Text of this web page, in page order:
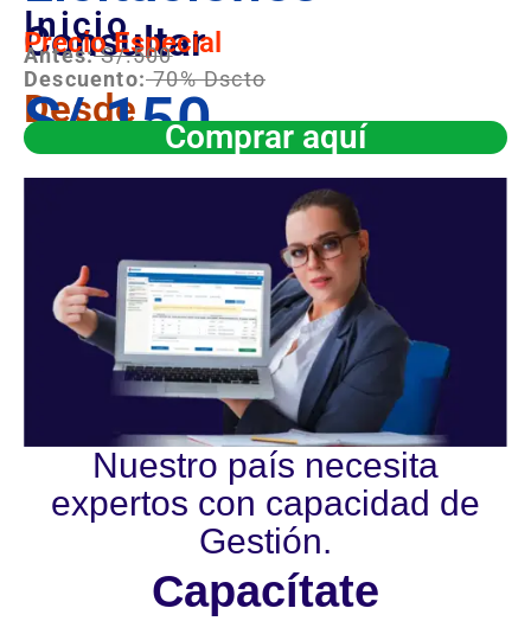
Inicio
Consultar
Precio Especial
Antes:S/.500
Descuento:70% Dscto
Desde
S/.150Comprar aquí
Nuestro país necesita
expertos con capacidad de
Gestión.
Capacítate